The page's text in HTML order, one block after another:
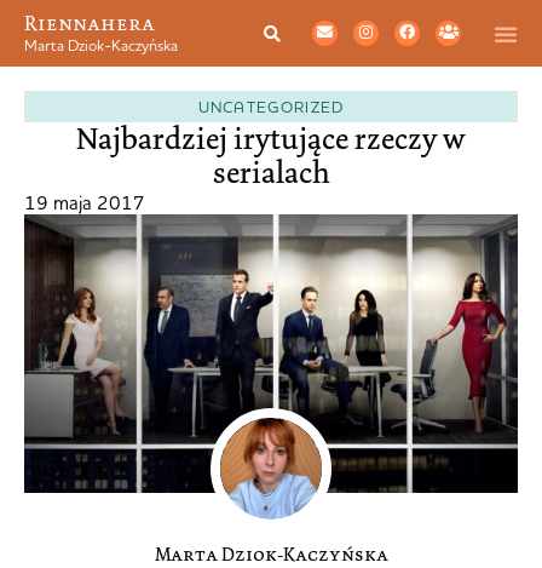
Riennahera
Marta Dziok-Kaczyńska
UNCATEGORIZED
Najbardziej irytujące rzeczy w
serialach
19 maja 2017
Marta Dziok-Kaczyńska